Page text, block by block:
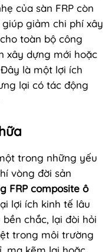
của sàn FRP còn
giảm chi phí xây
toàn bộ công
xây dựng mới hoặc
là một lợi ích
lại có tác động
trong những yếu
vòng đời sản
FRP composite ô
lợi ích kinh tế lâu
chắc, lại đòi hỏi
trong môi trường